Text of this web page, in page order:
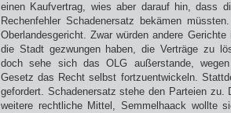
einen Kaufvertrag, wies aber darauf hin, dass
Rechenfehler Schadenersatz bekämen
Oberlandesgericht. Zwar würden andere
die Stadt gezwungen haben, die Verträge zu
doch sehe sich das OLG außerstande,
Gesetz das Recht selbst fortzuentwickeln.
gefordert. Schadenersatz stehe den Parteien zu.
weitere rechtliche Mittel, Semmelhaack wollte